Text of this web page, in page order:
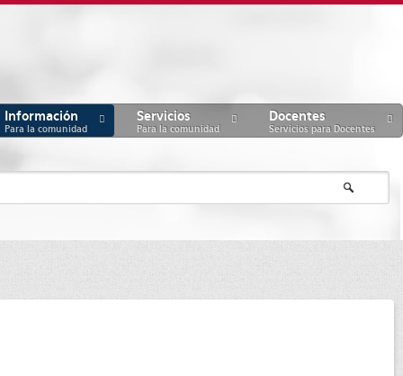
Información
Para la comunidad
Servicios
Para la comunidad
Docentes
Servicios para Docentes